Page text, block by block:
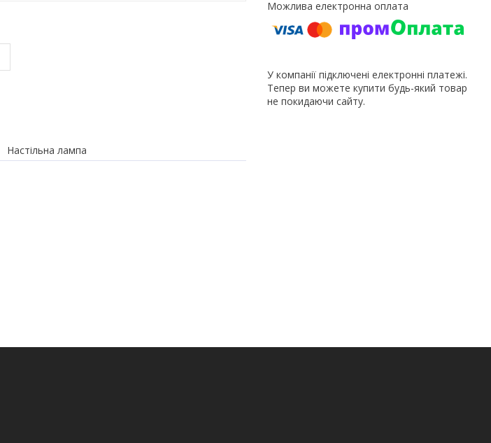
Настільна лампа
У компанії підключені електронні платежі.
Тепер ви можете купити будь-який товар
не покидаючи сайту.